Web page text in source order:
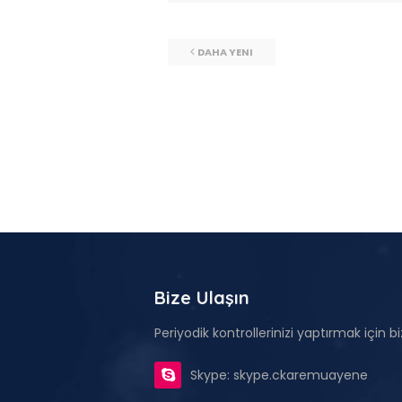
DAHA YENI
Bize Ulaşın
Periyodik kontrollerinizi yaptırmak için
Skype: skype.ckaremuayene